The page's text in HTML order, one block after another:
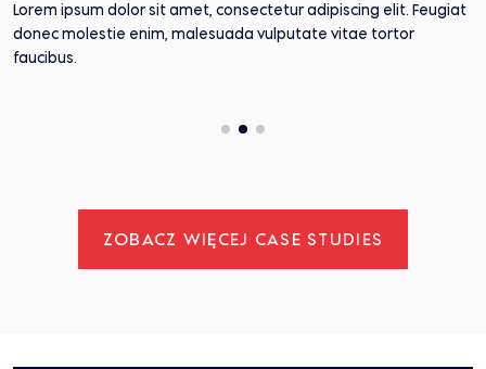
Lorem ipsum dolor sit amet, consectetur adipiscing elit. Feugiat
donec molestie enim, malesuada vulputate vitae tortor
faucibus.
ZOBACZ WIĘCEJ CASE STUDIES